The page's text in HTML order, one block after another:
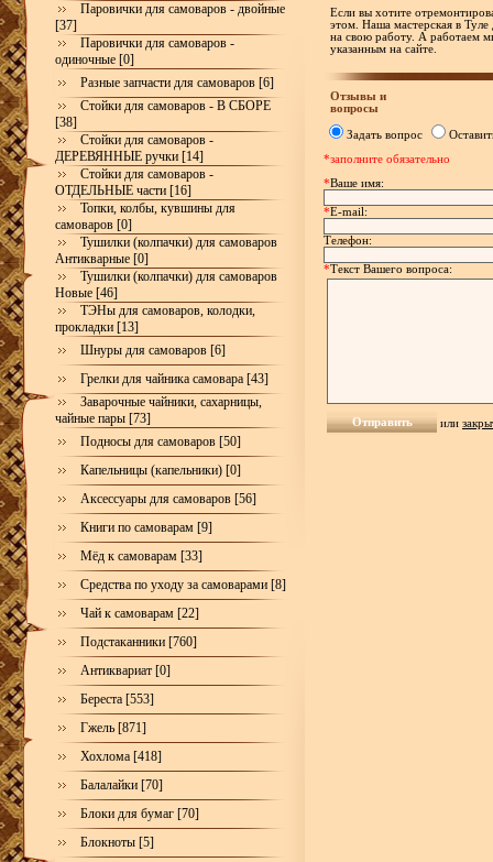
Паровички для самоваров - двойные
[37]
Паровички для самоваров -
одиночные [0]
Разные запчасти для самоваров [6]
Стойки для самоваров - В СБОРЕ
[38]
Стойки для самоваров -
ДЕРЕВЯННЫЕ ручки [14]
Стойки для самоваров -
ОТДЕЛЬНЫЕ части [16]
Топки, колбы, кувшины для
самоваров [0]
Тушилки (колпачки) для самоваров
Антикварные [0]
Тушилки (колпачки) для самоваров
Новые [46]
ТЭНы для самоваров, колодки,
прокладки [13]
Шнуры для самоваров [6]
Грелки для чайника самовара [43]
Заварочные чайники, сахарницы,
чайные пары [73]
Подносы для самоваров [50]
Капельницы (капельники) [0]
Аксессуары для самоваров [56]
Книги по самоварам [9]
Мёд к самоварам [33]
Средства по уходу за самоварами [8]
Чай к самоварам [22]
Подстаканники [760]
Антиквариат [0]
Береста [553]
Гжель [871]
Хохлома [418]
Балалайки [70]
Блоки для бумаг [70]
Блокноты [5]
Если вы хотите
этом. Наша мастерская в
на свою работу. А работаем
указанным на сайте.
Отзывы и
вопросы
Задать вопрос
*заполните обязательно
*Ваше имя:
*E-mail:
Телефон:
*Текст Вашего вопроса:
или